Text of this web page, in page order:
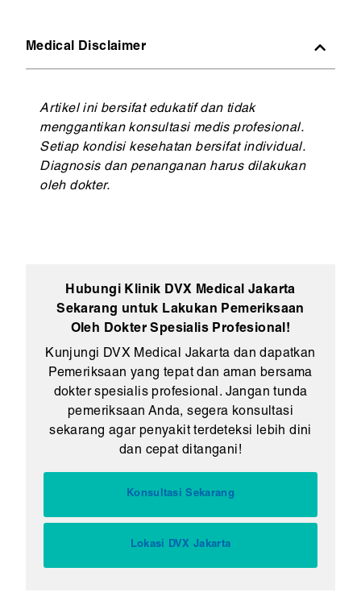
Medical Disclaimer
Artikel ini bersifat edukatif dan tidak
menggantikan konsultasi medis profesional.
Setiap kondisi kesehatan bersifat individual.
Diagnosis dan penanganan harus dilakukan
oleh dokter.
Hubungi Klinik DVX Medical Jakarta
Sekarang untuk Lakukan Pemeriksaan
Oleh Dokter Spesialis Profesional!
Kunjungi DVX Medical Jakarta dan dapatkan
Pemeriksaan yang tepat dan aman bersama
dokter spesialis profesional. Jangan tunda
pemeriksaan Anda, segera konsultasi
sekarang agar penyakit terdeteksi lebih dini
dan cepat ditangani!
Konsultasi Sekarang
Lokasi DVX Jakarta